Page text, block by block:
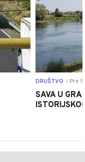
DRUŠTVO Pre
SAVA U